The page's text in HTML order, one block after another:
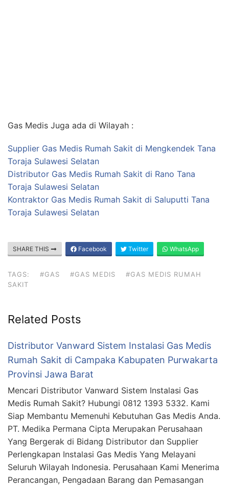
Gas Medis Juga ada di Wilayah :
Supplier Gas Medis Rumah Sakit di Mengkendek Tana
Toraja Sulawesi Selatan
Distributor Gas Medis Rumah Sakit di Rano Tana
Toraja Sulawesi Selatan
Kontraktor Gas Medis Rumah Sakit di Saluputti Tana
Toraja Sulawesi Selatan
SHARE THIS Facebook Twitter WhatsApp
TAGS: #GAS #GAS MEDIS
#GAS MEDIS RUMAH
SAKIT
Related Posts
Distributor Vanward Sistem Instalasi Gas Medis
Rumah Sakit di Campaka Kabupaten Purwakarta
Provinsi Jawa Barat
Mencari Distributor Vanward Sistem Instalasi Gas
Medis Rumah Sakit? Hubungi 0812 1393 5332. Kami
Siap Membantu Memenuhi Kebutuhan Gas Medis Anda.
PT. Medika Permana Cipta Merupakan Perusahaan
Yang Bergerak di Bidang Distributor dan Supplier
Perlengkapan Instalasi Gas Medis Yang Melayani
Seluruh Wilayah Indonesia. Perusahaan Kami Menerima
Perancangan, Pengadaan Barang dan Pemasangan